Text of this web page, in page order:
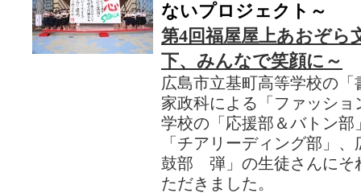
ないプロジェクト～
第4回福屋屋上あおぞら
下、みんなで笑顔に～
広島市立基町高等学校の
家政科による「ファッシ
学校の「応援部＆バトン
「チアリーディング部」
鼓部 弾」の生徒さんにそ
ただきました。